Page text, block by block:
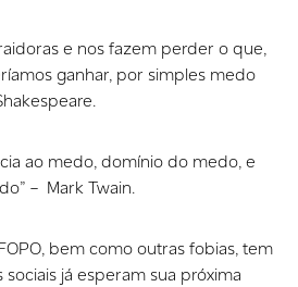
e nos fazem perder o que,
ganhar, por simples medo
ao medo, domínio do medo, e
– Mark Twain.
bem como outras fobias, tem
já esperam sua próxima